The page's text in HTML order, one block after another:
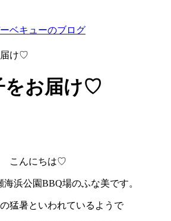
ベキューのブログ
届け♡
をお届け♡
こんにちは♡
浜公園BBQ場のふな美です。
猛暑といわれているようで